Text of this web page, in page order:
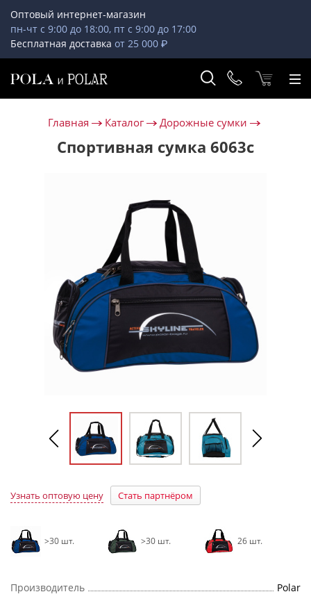
Оптовый интернет-магазин
пн-чт с 9:00 до 18:00, пт с 9:00 до 17:00
Бесплатная доставка от 25 000 ₽
Главная Каталог Дорожные сумки
Спортивная сумка 6063с
Узнать оптовую цену Стать партнёром
>30 шт. >30 шт. 26 шт.
Производитель
Polar